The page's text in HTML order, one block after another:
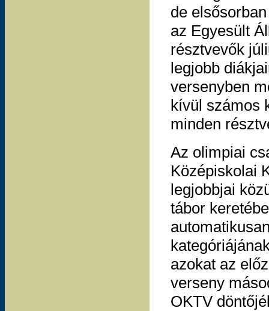
de
az Egyesült
résztvevők
legjobb
versenyben
kívül számos
minden
Az olimpiai
Középiskolai
legjobbjai
tábor
azokat az
verseny
OKTV